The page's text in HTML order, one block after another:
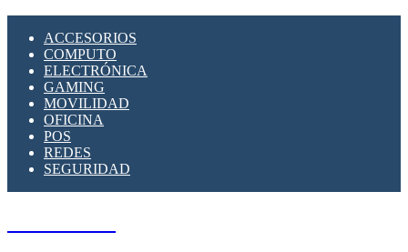
SUPRESOR DE TRANSIENTES SPDS PARA
APLICACIONES FOTOVOLTAICAS
ACCESORIOS
COMPUTO
ELECTRÓNICA
GAMING
MOVILIDAD
OFICINA
POS
REDES
SEGURIDAD